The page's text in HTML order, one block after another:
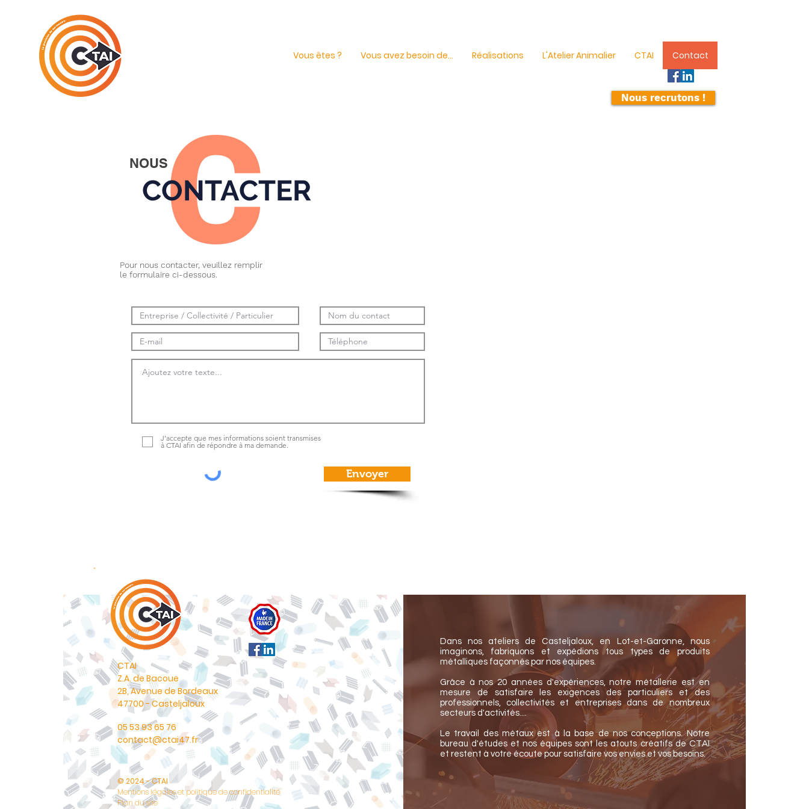
Vous êtes ? Vous avez besoin de... Réalisations L'Atelier Animalier CTAI Contact
Nous recrutons !
C
NOUS
CONTACTER
Pour nous contacter, veuillez remplir
le formulaire ci-dessous.
J'accepte que mes informations soient transmises
à CTAI afin de répondre à ma demande.
Envoyer
CTAI
Z.A. de Bacoue
2B, Avenue de Bordeaux
47700 - Casteljaloux
05 53 93 65 76
contact@ctai47.fr
© 2024 - CTAI
Mentions légales et politique de confidentialité
Plan du site
Dans nos ateliers de Casteljaloux, en Lot-et-Garonne, nous
imaginons, fabriquons et expédions tous types de produits
métalliques façonnés par nos équipes.
Grâce à nos 20 années d'expériences, notre métallerie est en
mesure de satisfaire les exigences des particuliers et des
professionnels, collectivités et entreprises dans de nombreux
secteurs d'activités....
Le travail des métaux est à la base de nos conceptions.Notre
bureau d'études et nos équipes sont les atouts créatifs de CTAI
et restent à votre écoute pour satisfaire vos envies et vos besoins.